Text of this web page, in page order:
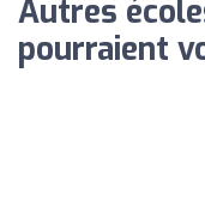
Autres
pourraient